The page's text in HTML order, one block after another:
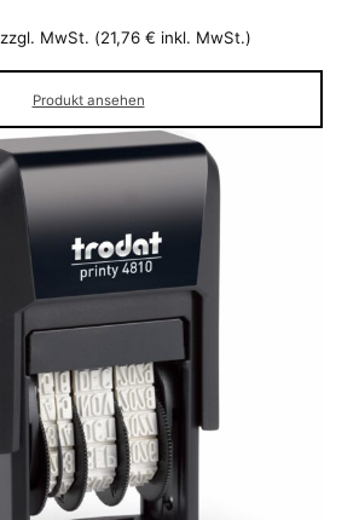
zzgl. MwSt. (21,76 € inkl. MwSt.)
Produkt ansehen